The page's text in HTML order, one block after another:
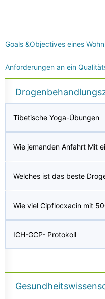
Goals &Objectives eines
Anforderungen an ein
Tibetische Yoga-Übungen
Wie jemanden Anfahrt Mit
Wie viel Cipflocxacin mit
ICH-GCP- Protokoll